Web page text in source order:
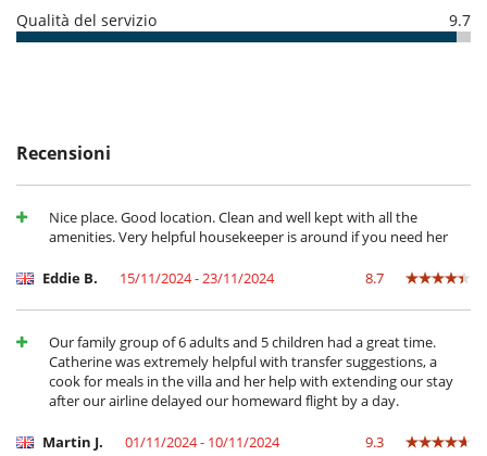
Libri per bambini
Seggiolone
Sistema di alarme
All'esterno
Barbecue a gas
Casa a misura di sedia a rotelle
Giardino
Orto botanico
Parcheggio
Plancha
Pool house (almeno doccia e bagno)
Sedie lunge sulla terrazza
Condizioni e spese di annullamento
d'annullamento.
- Non presentazione100 %del totale della prenotazione
16232
Qualità del servizio 9.7
Recensioni
Nice place. Good location. Clean and well kept with all the
amenities. Very helpful housekeeper is around if you need her
Eddie B. 15/11/2024 - 23/11/2024 8.7
Our family group of 6 adults and 5 children had a great time.
Catherine was extremely helpful with transfer suggestions, a
cook for meals in the villa and her help with extending our stay
after our airline delayed our homeward flight by a day.
Martin J. 01/11/2024 - 10/11/2024 9.3